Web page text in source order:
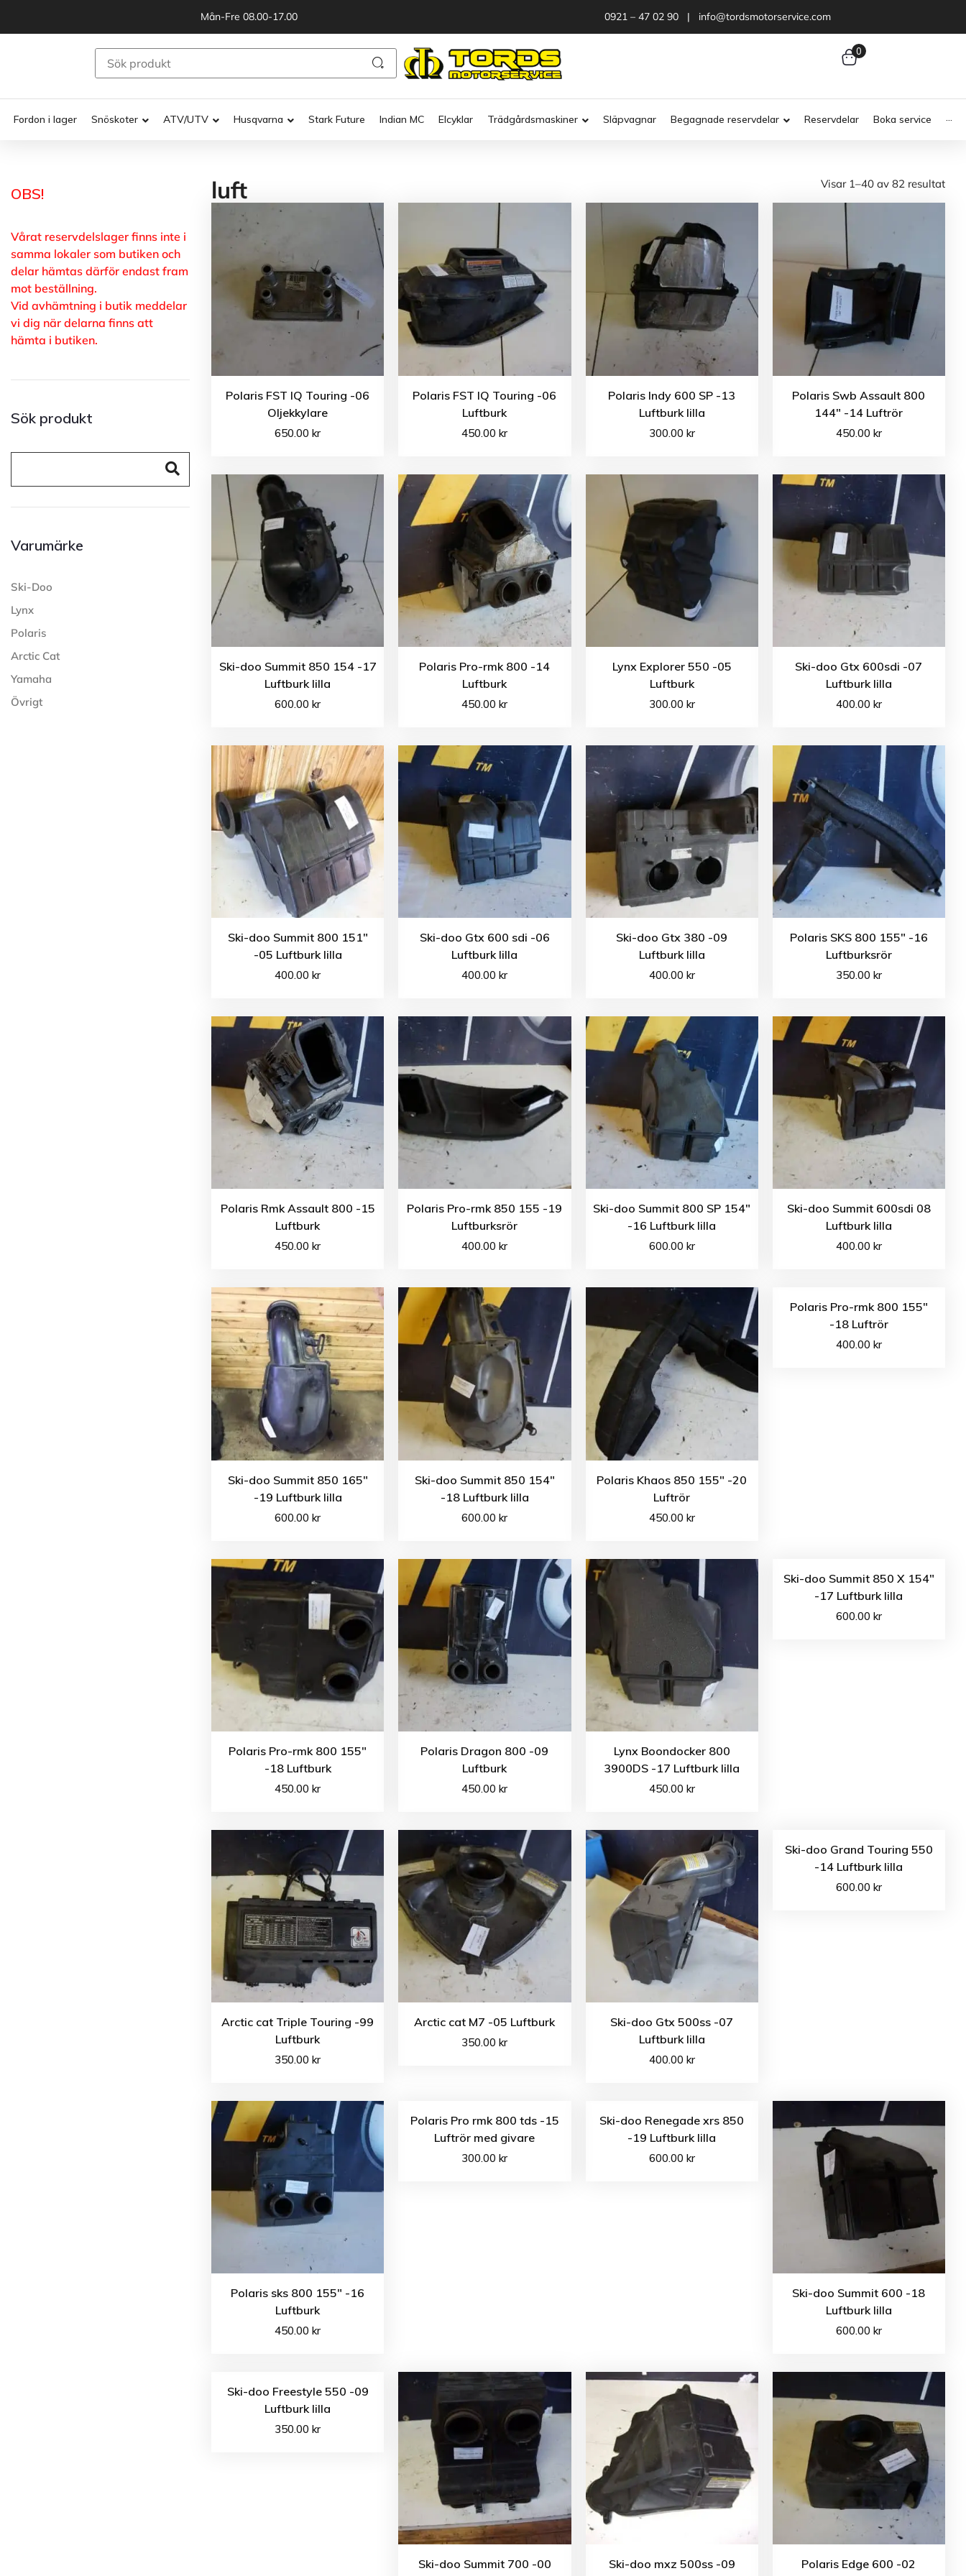
Mån-Fre 08.00-17.00 0921 – 47 02 90 | info@tordsmotorservice.com
0
Fordon i lager Snöskoter ATV/UTV Husqvarna Stark Future Indian MC Elcyklar Trädgårdsmaskiner Släpvagnar Begagnade reservdelar Reservdelar Boka service ···
OBS!
Vårat reservdelslager finns inte i
samma lokaler som butiken och
delar hämtas därför endast fram
mot beställning.
Vid avhämtning i butik meddelar
vi dig när delarna finns att
hämta i butiken.
Sök produkt
Varumärke
Ski-Doo
Lynx
Polaris
Arctic Cat
Yamaha
Övrigt
luft Visar 1–40 av 82 resultat
Polaris FST IQ Touring -06
Oljekkylare
650.00kr
Polaris FST IQ Touring -06
Luftburk
450.00kr
Polaris Indy 600 SP -13
Luftburk lilla
300.00 kr
Polaris Swb Assault 800
144″ -14 Luftrör
450.00 kr
Ski-doo Summit 850 154 -17
Luftburk lilla
600.00kr
Polaris Pro-rmk 800 -14
Luftburk
450.00kr
Lynx Explorer 550 -05
Luftburk
300.00 kr
Ski-doo Gtx 600sdi -07
Luftburk lilla
400.00 kr
Ski-doo Summit 800 151″
-05 Luftburk lilla
400.00kr
Ski-doo Gtx 600 sdi -06
Luftburk lilla
400.00kr
Ski-doo Gtx 380 -09
Luftburk lilla
400.00 kr
Polaris SKS 800 155″ -16
Luftburksrör
350.00 kr
Polaris Rmk Assault 800 -15
Luftburk
450.00kr
Polaris Pro-rmk 850 155 -19
Luftburksrör
400.00kr
Ski-doo Summit 800 SP 154″
-16 Luftburk lilla
600.00 kr
Ski-doo Summit 600sdi 08
Luftburk lilla
400.00 kr
Ski-doo Summit 850 165″
-19 Luftburk lilla
600.00kr
Ski-doo Summit 850 154″
-18 Luftburk lilla
600.00kr
Polaris Khaos 850 155″ -20
Luftrör
450.00 kr
Polaris Pro-rmk 800 155″
-18 Luftrör
400.00 kr
Polaris Pro-rmk 800 155″
-18 Luftburk
450.00kr
Polaris Dragon 800 -09
Luftburk
450.00kr
Lynx Boondocker 800
3900DS -17 Luftburk lilla
450.00 kr
Ski-doo Summit 850 X 154″
-17 Luftburk lilla
600.00 kr
Arctic cat Triple Touring -99
Luftburk
350.00kr
Arctic cat M7 -05 Luftburk
350.00kr
Ski-doo Gtx 500ss -07
Luftburk lilla
400.00 kr
Ski-doo Grand Touring 550
-14 Luftburk lilla
600.00 kr
Polaris sks 800 155″ -16
Luftburk
450.00kr
Polaris Pro rmk 800 tds -15
Luftrör med givare
300.00kr
Ski-doo Renegade xrs 850
-19 Luftburk lilla
600.00 kr
Ski-doo Summit 600 -18
Luftburk lilla
600.00 kr
Ski-doo Freestyle 550 -09
Luftburk lilla
350.00kr
Ski-doo Summit 700 -00
Ski-doo mxz 500ss -09
Polaris Edge 600 -02